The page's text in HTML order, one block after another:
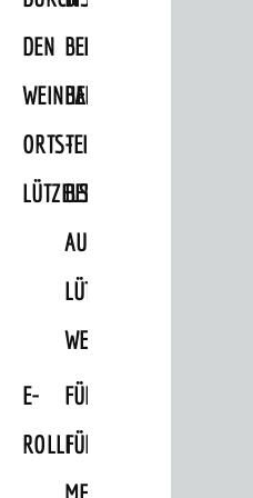
DEN
WEINHEIMER
ORTSTEIL
LÜTZELSACHSEN
BELLER-
BAD
-
BEMERKENSWERTES
AUF
LÜTZELSACHSEN'S
WEGEN
E-
ROLLI
FÜHRUNGEN
FÜR
Fragen
2026